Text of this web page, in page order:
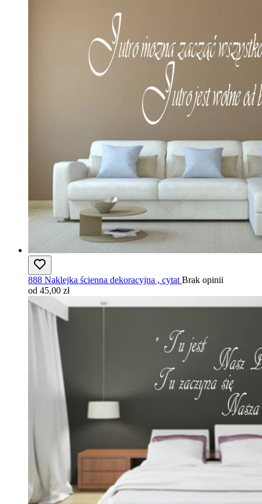
888 Naklejka ścienna dekoracyjna , cytat Brak opinii
od 45,00 zł